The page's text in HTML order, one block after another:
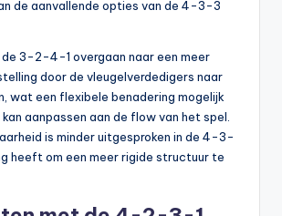
de aanvallende opties van de 4-3-3
de 3-2-4-1 overgaan naar een meer
door de vleugelverdedigers naar
wat een flexibele benadering mogelijk
aanpassen aan de flow van het spel.
is minder uitgesproken in de 4-3-
heeft om een meer rigide structuur te